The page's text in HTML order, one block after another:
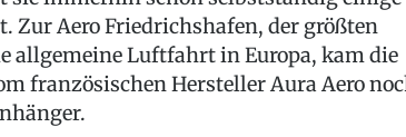
Zur Aero Friedrichshafen, der größten
allgemeine Luftfahrt in Europa, kam die
französischen Hersteller Aura Aero